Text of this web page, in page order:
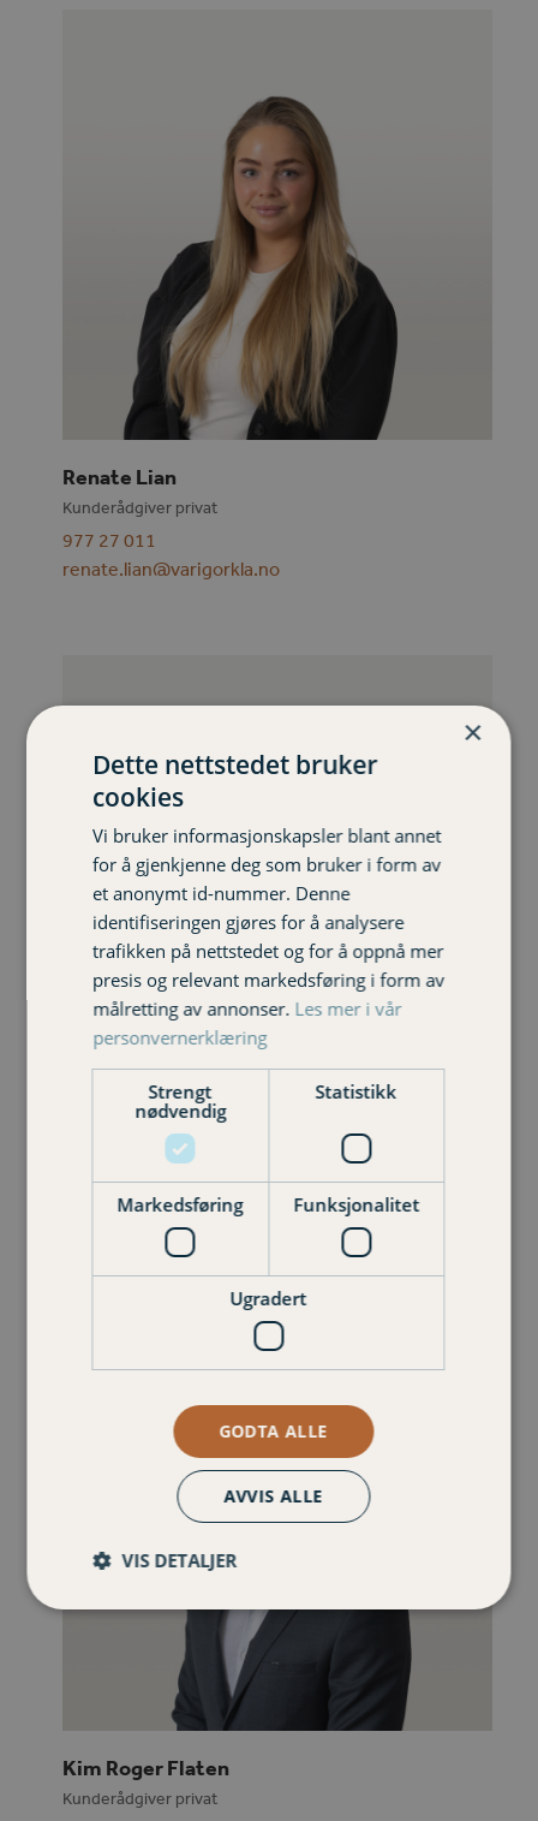
Renate Lian
Kunderådgiver privat
977 27 011
renate.lian@varigorkla.no
Thom-Werner Øvrebø
Senior kunderådgiver privat
401 07 835
thom-werner.ovrebo@varigorkla.no
Kim Roger Flaten
Kunderådgiver privat
×
Dette nettstedet bruker
cookies
Vi bruker informasjonskapsler blant annet
for å gjenkjenne deg som bruker i form av
et anonymt id-nummer. Denne
identifiseringen gjøres for å analysere
trafikken på nettstedet og for å oppnå mer
presis og relevant markedsføring i form av
målretting av annonser. Les mer i vår
personvernerklæring
Strengt
nødvendig
Statistikk
Markedsføring Funksjonalitet
Ugradert
GODTA ALLE
AVVIS ALLE
VIS DETALJER